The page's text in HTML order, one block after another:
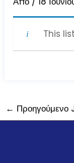
This
← Προηγούμενο